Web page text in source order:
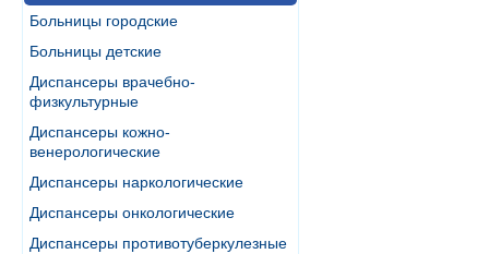
Больницы городские
Больницы детские
Диспансеры врачебно-
физкультурные
Диспансеры кожно-
венерологические
Диспансеры наркологические
Диспансеры онкологические
Диспансеры противотуберкулезные